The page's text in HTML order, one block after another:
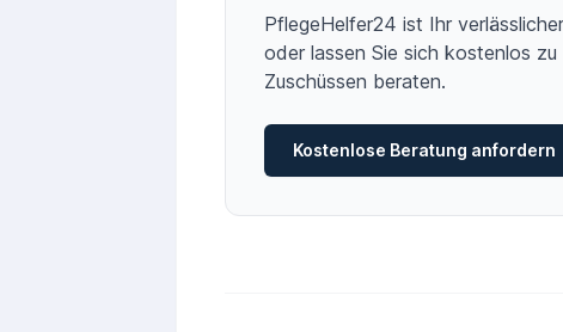
PflegeHelfer24 ist Ihr
oder lassen Sie sich kostenlos
Zuschüssen beraten.
Kostenlose Beratung anfordern